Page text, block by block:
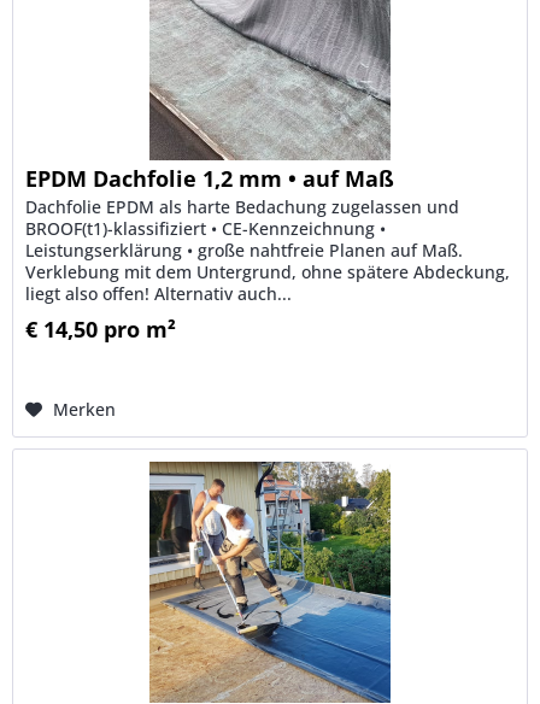
EPDM Dachfolie 1,2 mm • auf Maß
Dachfolie EPDM als harte Bedachung zugelassen und
BROOF(t1)-klassifiziert • CE-Kennzeichnung •
Leistungserklärung • große nahtfreie Planen auf Maß.
Verklebung mit dem Untergrund, ohne spätere Abdeckung,
liegt also offen! Alternativ auch...
€ 14,50 pro m²
Merken